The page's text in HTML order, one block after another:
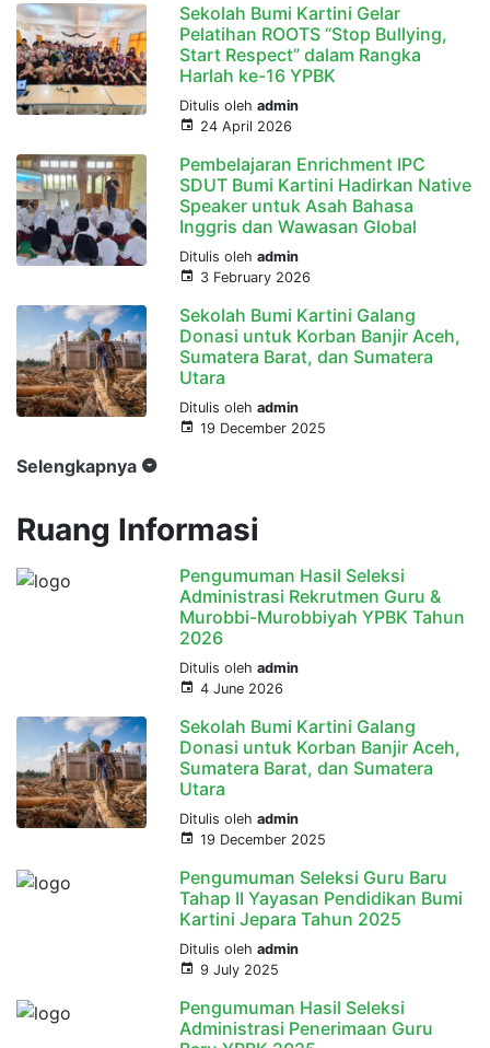
Sekolah Bumi Kartini Gelar
Pelatihan ROOTS “Stop Bullying,
Start Respect” dalam Rangka
Harlah ke-16 YPBK
Ditulis olehadmin
24 April 2026
Pembelajaran Enrichment IPC
SDUT Bumi Kartini Hadirkan Native
Speaker untuk Asah Bahasa
Inggris dan Wawasan Global
Ditulis olehadmin
3 February 2026
Sekolah Bumi Kartini Galang
Donasi untuk Korban Banjir Aceh,
Sumatera Barat, dan Sumatera
Utara
Ditulis olehadmin
19 December 2025
Selengkapnya
Ruang Informasi
Pengumuman Hasil Seleksi
Administrasi Rekrutmen Guru &
Murobbi-Murobbiyah YPBK Tahun
2026
Ditulis olehadmin
4 June 2026
Sekolah Bumi Kartini Galang
Donasi untuk Korban Banjir Aceh,
Sumatera Barat, dan Sumatera
Utara
Ditulis olehadmin
19 December 2025
Pengumuman Seleksi Guru Baru
Tahap II Yayasan Pendidikan Bumi
Kartini Jepara Tahun 2025
Ditulis olehadmin
9 July 2025
Pengumuman Hasil Seleksi
Administrasi Penerimaan Guru